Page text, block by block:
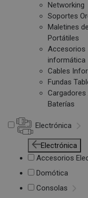
Networking
Soportes
Maletines de
Portátiles
Accesorios
informática
Cables
Fundas
Baterías
Electrónica
Electrónica
Accesorios
Domótica
Consolas